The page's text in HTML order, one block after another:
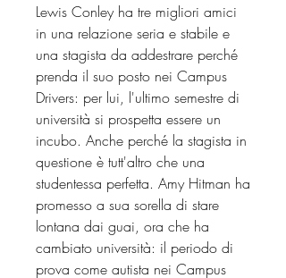
Lewis Conley ha tre migliori amici
in una relazione seria e stabile e
una stagista da addestrare perché
prenda il suo posto nei Campus
Drivers: per lui, l'ultimo semestre di
università si prospetta essere un
incubo. Anche perché la stagista in
questione è tutt'altro che una
studentessa perfetta. Amy Hitman ha
promesso a sua sorella di stare
lontana dai guai, ora che ha
cambiato università: il periodo di
prova come autista nei Campus